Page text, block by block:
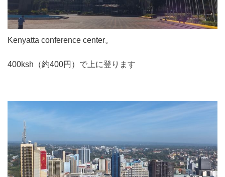
Kenyatta conference center。
400ksh（約400円）で上に登ります